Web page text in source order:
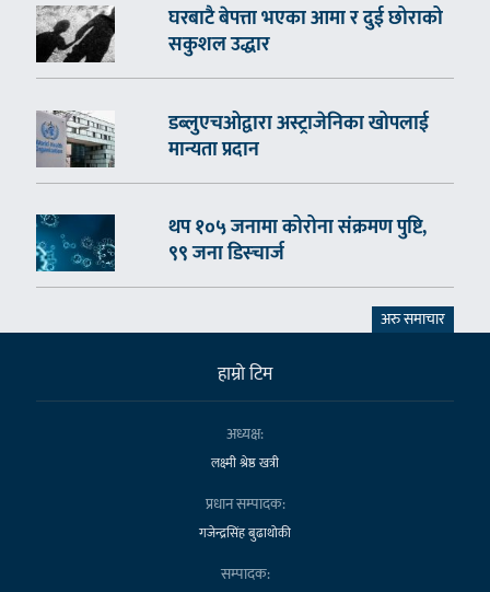
घरबाटै बेपत्ता भएका आमा र दुई छोराको
सकुशल उद्धार
डब्लुएचओद्वारा अस्ट्राजेनिका खोपलाई
मान्यता प्रदान
थप १०५ जनामा कोरोना संक्रमण पुष्टि,
९९ जना डिस्चार्ज
अरु समाचार
हाम्राे टिम
अध्यक्ष:
लक्ष्मी श्रेष्ठ खत्री
प्रधान सम्पादक:
गजेन्द्रसिंह बुढाथोकी
सम्पादक: